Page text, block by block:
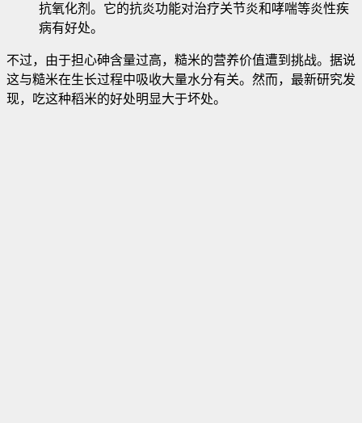
抗氧化剂。它的抗炎功能对治疗关节炎和哮喘等炎性疾
病有好处。
不过，由于担心砷含量过高，糙米的营养价值遭到挑战。据说
这与糙米在生长过程中吸收大量水分有关。然而，最新研究发
现，吃这种稻米的好处明显大于坏处。